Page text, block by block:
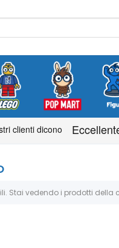
Stai vedendo i prodotti della